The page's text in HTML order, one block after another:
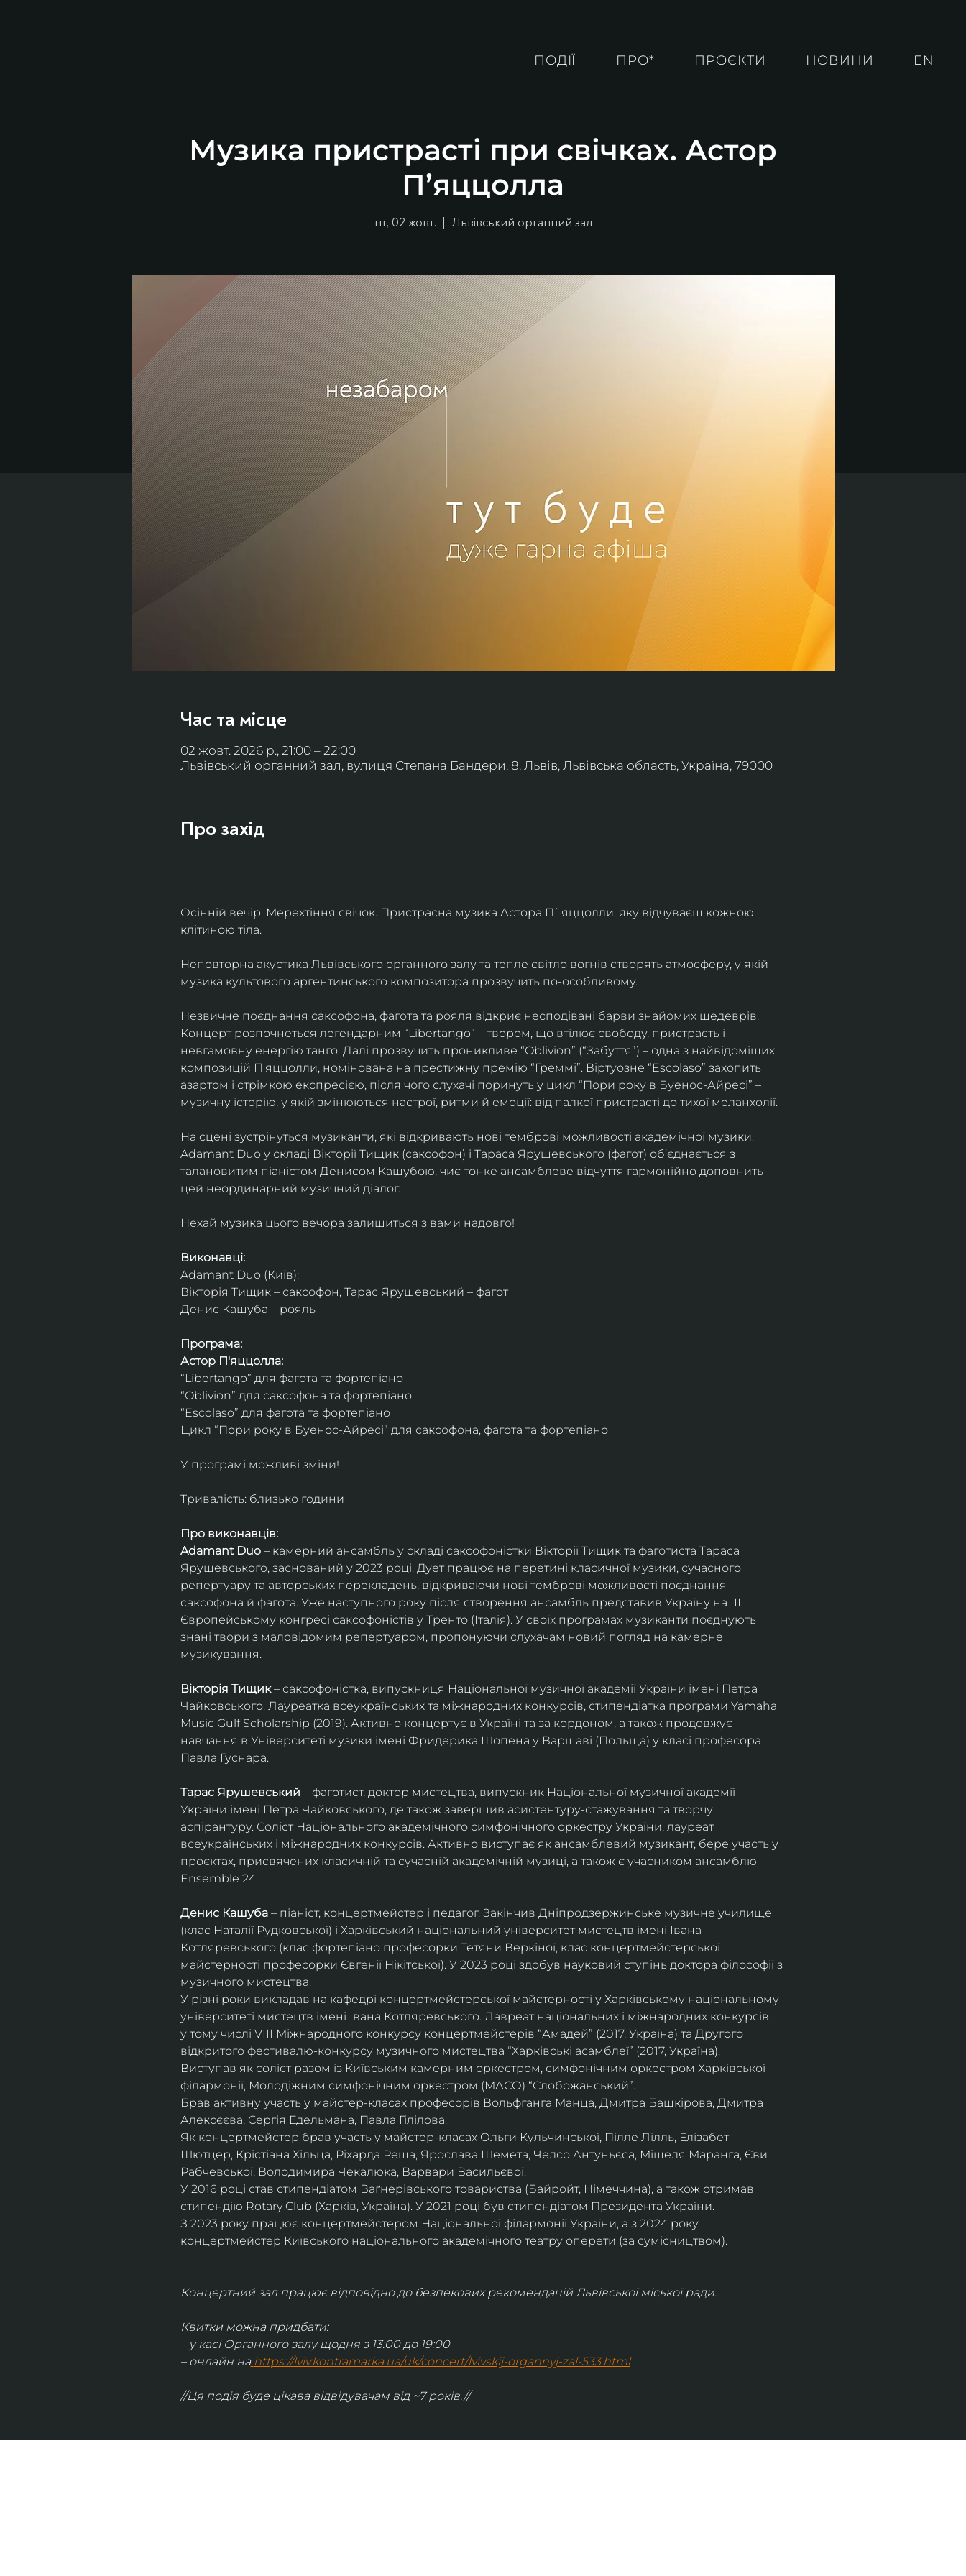
ПОДІЇ ПРО* ПРОЄКТИ НОВИНИ EN
Музика пристрасті при свічках. Астор
П’яццолла
пт, 02 жовт.
  |
Львівський органний зал
Час та місце
02 жовт. 2026 р., 21:00 – 22:00
Львівський органний зал, вулиця Степана Бандери, 8, Львів, Львівська область, Україна, 79000
Про захід
Осінній вечір. Мерехтіння свічок. Пристрасна музика Астора П`яццолли, яку відчуваєш кожною
клітиною тіла.
Неповторна акустика Львівського органного залу та тепле світло вогнів створять атмосферу, у якій
музика культового аргентинського композитора прозвучить по-особливому.
Незвичне поєднання саксофона, фагота та рояля відкриє несподівані барви знайомих шедеврів.
Концерт розпочнеться легендарним “Libertango” – твором, що втілює свободу, пристрасть і
невгамовну енергію танго. Далі прозвучить проникливе “Oblivion” (“Забуття”) – одна з найвідоміших
композицій П'яццолли, номінована на престижну премію “Греммі”. Віртуозне “Escolaso” захопить
азартом і стрімкою експресією, після чого слухачі поринуть у цикл “Пори року в Буенос-Айресі” –
музичну історію, у якій змінюються настрої, ритми й емоції: від палкої пристрасті до тихої меланхолії.
На сцені зустрінуться музиканти, які відкривають нові темброві можливості академічної музики.
Adamant Duo у складі Вікторії Тищик (саксофон) і Тараса Ярушевського (фагот) об’єднається з
талановитим піаністом Денисом Кашубою, чиє тонке ансамблеве відчуття гармонійно доповнить
цей неординарний музичний діалог.
Нехай музика цього вечора залишиться з вами надовго!
Виконавці:
Adamant Duo (Київ):
Вікторія Тищик – саксофон, Тарас Ярушевський – фагот
Денис Кашуба – рояль
Програма:
Астор П'яццолла:
“Libertango” для фагота та фортепіано
“Oblivion” для саксофона та фортепіано
“Escolaso” для фагота та фортепіано
Цикл “Пори року в Буенос-Айресі” для саксофона, фагота та фортепіано
У програмі можливі зміни!
Тривалість: близько години
Про виконавців:
Adamant Duo – камерний ансамбль у складі саксофоністки Вікторії Тищик та фаготиста Тараса
Ярушевського, заснований у 2023 році. Дует працює на перетині класичної музики, сучасного
репертуару та авторських перекладень, відкриваючи нові темброві можливості поєднання
саксофона й фагота. Уже наступного року після створення ансамбль представив Україну на ІІІ
Європейському конгресі саксофоністів у Тренто (Італія). У своїх програмах музиканти поєднують
знані твори з маловідомим репертуаром, пропонуючи слухачам новий погляд на камерне
музикування.
Вікторія Тищик – саксофоністка, випускниця Національної музичної академії України імені Петра
Чайковського. Лауреатка всеукраїнських та міжнародних конкурсів, стипендіатка програми Yamaha
Music Gulf Scholarship (2019). Активно концертує в Україні та за кордоном, а також продовжує
навчання в Університеті музики імені Фридерика Шопена у Варшаві (Польща) у класі професора
Павла Гуснара.
Тарас Ярушевський – фаготист, доктор мистецтва, випускник Національної музичної академії
України імені Петра Чайковського, де також завершив асистентуру-стажування та творчу
аспірантуру. Соліст Національного академічного симфонічного оркестру України, лауреат
всеукраїнських і міжнародних конкурсів. Активно виступає як ансамблевий музикант, бере участь у
проєктах, присвячених класичній та сучасній академічній музиці, а також є учасником ансамблю
Ensemble 24.
Денис Кашуба – піаніст, концертмейстер і педагог. Закінчив Дніпродзержинське музичне училище
(клас Наталії Рудковської) і Харківський національний університет мистецтв імені Івана
Котляревського (клас фортепіано професорки Тетяни Веркіної, клас концертмейстерської
майстерності професорки Євгенії Нікітської). У 2023 році здобув науковий ступінь доктора філософії з
музичного мистецтва.
У різні роки викладав на кафедрі концертмейстерської майстерності у Харківському національному
університеті мистецтв імені Івана Котляревського. Лавреат національних і міжнародних конкурсів,
у тому числі VIII Міжнародного конкурсу концертмейстерів “Амадей” (2017, Україна) та Другого
відкритого фестивалю-конкурсу музичного мистецтва “Харківські асамблеї” (2017, Україна).
Виступав як соліст разом із Київським камерним оркестром, симфонічним оркестром Харківської
філармонії, Молодіжним симфонічним оркестром (МАСО) “Слобожанський”.
Брав активну участь у майстер-класах професорів Вольфганга Манца, Дмитра Башкірова, Дмитра
Алексєєва, Сергія Едельмана, Павла Гілілова.
Як концертмейстер брав участь у майстер-класах Ольги Кульчинської, Пілле Лілль, Елізабет
Шютцер, Крістіана Хільца, Ріхарда Реша, Ярослава Шемета, Челсо Антуньєса, Мішеля Маранга, Єви
Рабчевської, Володимира Чекалюка, Варвари Васильєвої.
У 2016 році став стипендіатом Ваґнерівського товариства (Байройт, Німеччина), а також отримав
стипендію Rotary Club (Харків, Україна). У 2021 році був стипендіатом Президента України.
З 2023 року працює концертмейстером Національної філармонії України, а з 2024 року
концертмейстер Київського національного академічного театру оперети (за сумісництвом).
Концертний зал працює відповідно до безпекових рекомендацій Львівської міської ради.
Квитки можна придбати:
– у касі Органного залу щодня з 13:00 до 19:00
– онлайн на https://lviv.kontramarka.ua/uk/concert/lvivskij-organnyj-zal-533.html
//Ця подія буде цікава відвідувачам від ~7 років.//